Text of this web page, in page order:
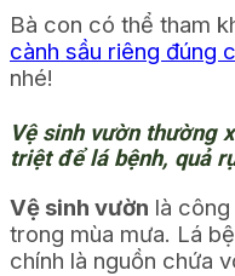
Bà con có thể tham
cành sầu riêng đúng
nhé!
Vệ sinh vườn thường
triệt để lá bệnh, quả
Vệ sinh vườn là
trong mùa mưa. Lá
chính là nguồn chứa